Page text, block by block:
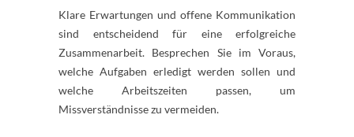
Klare Erwartungen und offene Kommunikation
sind entscheidend für eine erfolgreiche
Zusammenarbeit. Besprechen Sie im Voraus,
welche Aufgaben erledigt werden sollen und
welche Arbeitszeiten passen, um
Missverständnisse zu vermeiden.